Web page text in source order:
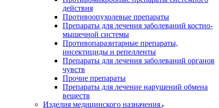
действия
Противоопухолевые препараты
Препараты для лечения заболеваний костно-
мышечной системы
Противопаразитарные препараты,
инсектициды и репелленты
Препараты для лечения заболеваний органов
чувств
Прочие препараты
Препараты для лечение нарушений обмена
веществ
Изделия медицинского назначения